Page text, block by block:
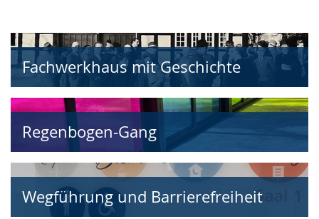
Fachwerkhaus mit Geschichte
Regenbogen-Gang
Wegführung und Barrierefreiheit